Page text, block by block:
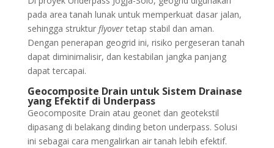
pada area tanah lunak untuk memperkuat dasar jalan,
sehingga struktur flyovertetap stabil dan aman.
Dengan penerapan geogrid ini, risiko pergeseran tanah
dapat diminimalisir, dan kestabilan jangka panjang
dapat tercapai.
Geocomposite Drain untuk Sistem Drainase
yang Efektif di Underpass
Geocomposite Drain atau geonet dan geotekstil
dipasang di belakang dinding beton underpass. Solusi
ini sebagai cara mengalirkan air tanah lebih efektif.